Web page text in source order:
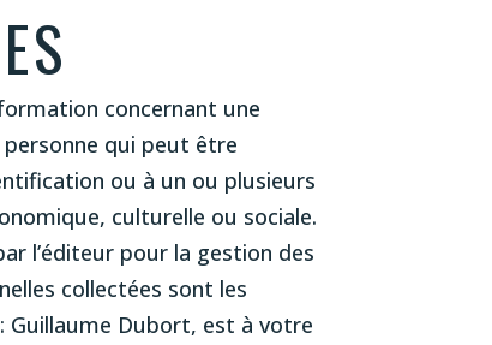
concernant une
qui peut être
ou à un ou plusieurs
culturelle ou sociale.
l’éditeur pour la gestion des
collectées sont les
Guillaume Dubort, est à votre